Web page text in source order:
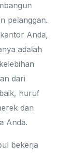
pelanggan.
Anda,
adalah
dari
huruf
dan
Anda.
bekerja